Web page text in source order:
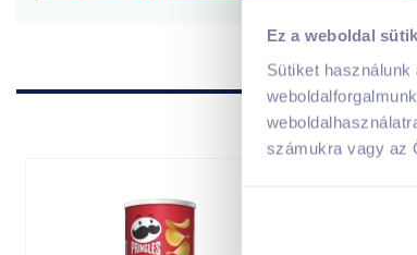
Ez a weboldal
Sütiket
számukra vagy az